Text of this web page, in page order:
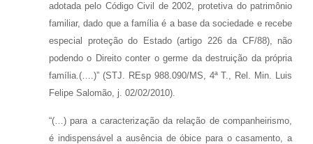
adotada pelo Código Civil de 2002, protetiva do patrimônio
familiar, dado que a família é a base da sociedade e recebe
especial proteção do Estado (artigo 226 da CF/88), não
podendo o Direito conter o germe da destruição da própria
família.(….)” (STJ. REsp 988.090/MS, 4ª T., Rel. Min. Luis
Felipe Salomão, j. 02/02/2010).
“(…) para a caracterização da relação de companheirismo,
é indispensável a ausência de óbice para o casamento, a